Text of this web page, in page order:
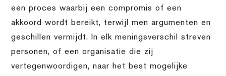
een proces waarbij een compromis of een
akkoord wordt bereikt, terwijl men argumenten en
geschillen vermijdt. In elk meningsverschil streven
personen, of een organisatie die zij
vertegenwoordigen, naar het best mogelijke